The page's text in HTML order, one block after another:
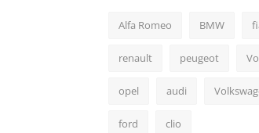
Alfa Romeo BMW
renault peugeot
opel audi
ford clio